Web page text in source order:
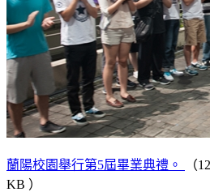
蘭陽校園舉行第5屆畢業典禮。
（
KB ）